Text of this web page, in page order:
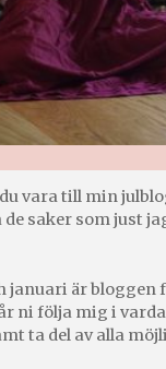
vara till min
saker som just
januari är bloggen
ni följa mig i
ta del av alla